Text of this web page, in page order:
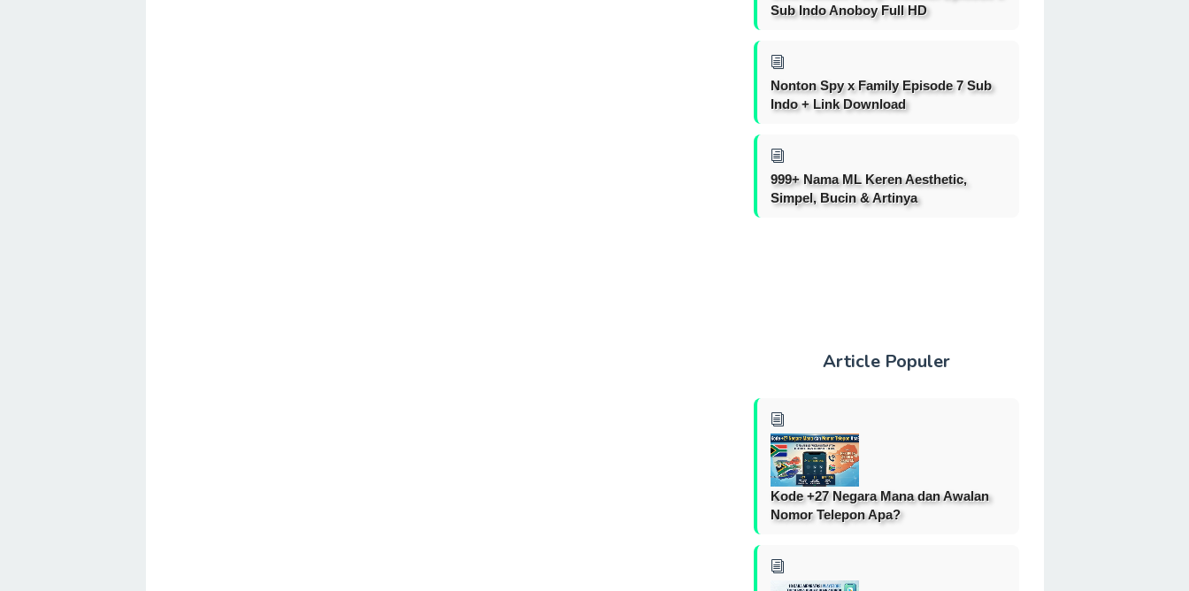
Sub Indo Anoboy Full HD
Nonton Spy x Family Episode 7 Sub
Indo + Link Download
999+ Nama ML Keren Aesthetic,
Simpel, Bucin & Artinya
Article Populer
Kode +27 Negara Mana dan Awalan
Nomor Telepon Apa?